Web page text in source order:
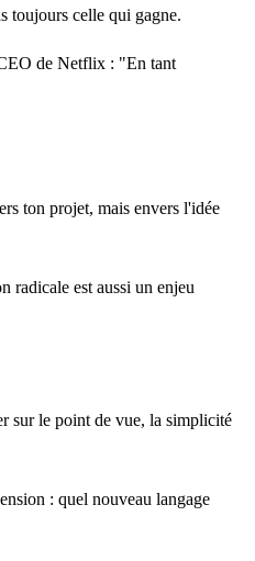
toujours celle qui gagne.
de Netflix : "En tant
ton projet, mais envers l'idée
radicale est aussi un enjeu
sur le point de vue, la simplicité
: quel nouveau langage